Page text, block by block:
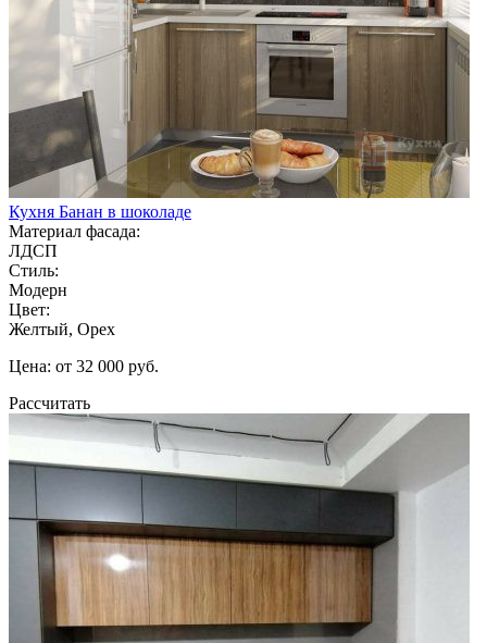
Кухня Банан в шоколаде
Материал фасада:
ЛДСП
Стиль:
Модерн
Цвет:
Желтый, Орех
Цена: от 32 000 руб.
Рассчитать